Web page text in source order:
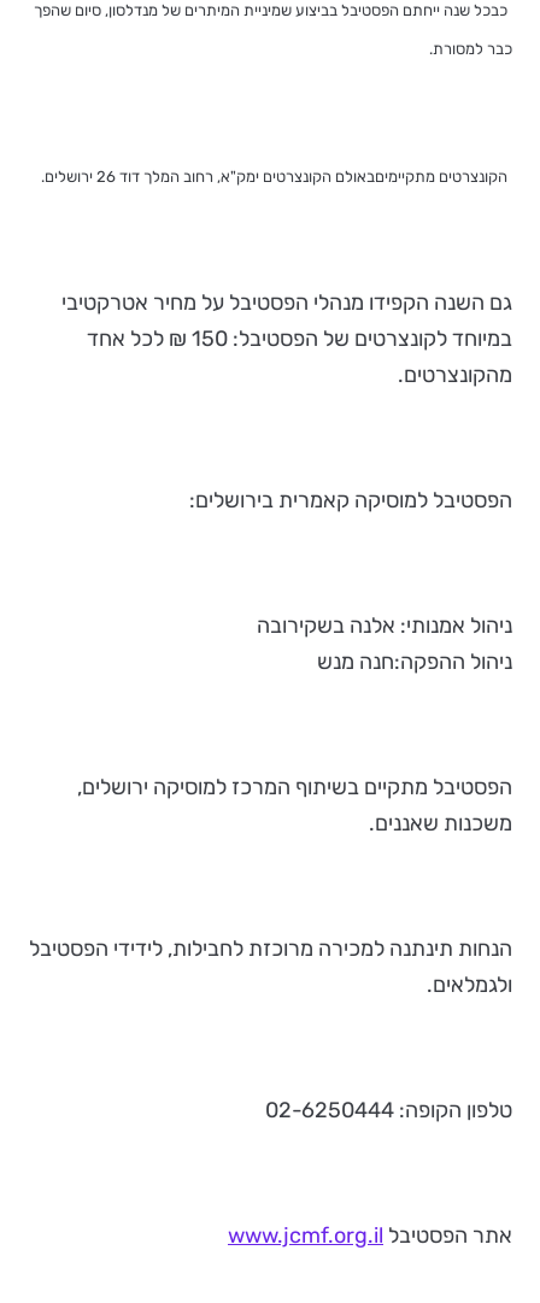
כבכל שנה ייחתם הפסטיבל בביצוע שמיניית המיתרים של מנדלסון, סיום שהפך
כבר למסורת.
הקונצרטים מתקיימיםבאולם הקונצרטים ימק"א, רחוב המלך דוד 26 ירושלים.
גם השנה הקפידו מנהלי הפסטיבל על מחיר אטרקטיבי
במיוחד לקונצרטים של הפסטיבל: 150 ₪ לכל אחד
מהקונצרטים.
הפסטיבל למוסיקה קאמרית בירושלים:
ניהול אמנותי: אלנה בשקירובה
ניהול ההפקה:חנה מנש
הפסטיבל מתקיים בשיתוף המרכז למוסיקה ירושלים,
משכנות שאננים.
הנחות תינתנה למכירה מרוכזת לחבילות, לידידי הפסטיבל
ולגמלאים.
טלפון הקופה: 02-6250444
אתר הפסטיבל www.jcmf.org.il